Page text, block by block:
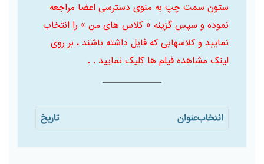
ستون سمت چپ به منوی دسترسی اعضا مراجعه
نموده و سپس گزینه « کلاس های من » را انتخاب
نمایید و کلاسهایی که فایل داشته باشند ، بر روی
لینک مشاهده فیلم ها کلیک نمایید . .
انتخابعنوان تاریخ